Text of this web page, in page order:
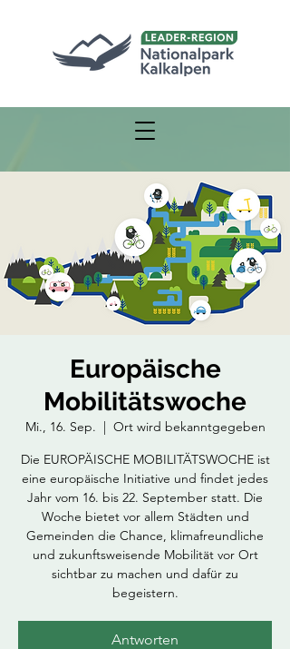
Europäische
Mobilitätswoche
Mi., 16. Sep.
  |
Ort wird bekanntgegeben
Die EUROPÄISCHE MOBILITÄTSWOCHE ist
eine europäische Initiative und findet jedes
Jahr vom 16. bis 22. September statt. Die
Woche bietet vor allem Städten und
Gemeinden die Chance, klimafreundliche
und zukunftsweisende Mobilität vor Ort
sichtbar zu machen und dafür zu
begeistern.
Antworten